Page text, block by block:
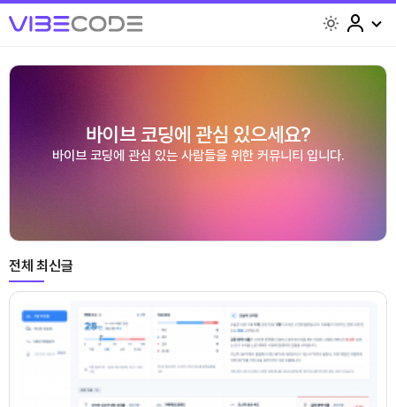
바이브 코딩에 관심 있으세요?
바이브 코딩에 관심 있는 사람들을 위한 커뮤니티 입니다.
전체 최신글